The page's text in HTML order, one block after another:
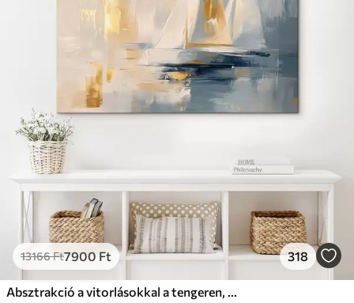
13166Ft7900 Ft 318
Absztrakció a vitorlásokkal a tengeren, akril stílusban, naplemente